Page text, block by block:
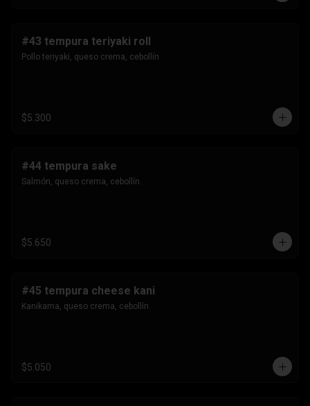
#43 tempura teriyaki roll
Pollo teriyaki, queso crema, cebollín.
$5.300
#44 tempura sake
Salmón, queso crema, cebollín.
$5.650
#45 tempura cheese kani
Kanikama, queso crema, cebollín.
$5.050